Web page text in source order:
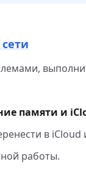
памяти и
в iCloud
работы.